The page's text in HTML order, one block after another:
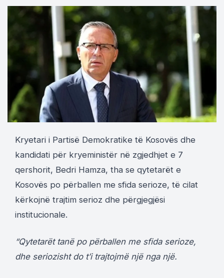
Kryetari i Partisë Demokratike të Kosovës dhe
kandidati për kryeministër në zgjedhjet e 7
qershorit, Bedri Hamza, tha se qytetarët e
Kosovës po përballen me sfida serioze, të cilat
kërkojnë trajtim serioz dhe përgjegjësi
institucionale.
“Qytetarët tanë po përballen me sfida serioze,
dhe seriozisht do t’i trajtojmë një nga një.